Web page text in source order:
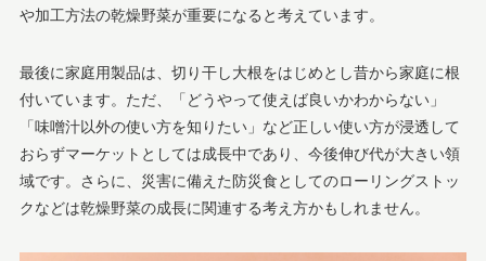
や加工方法の乾燥野菜が重要になると考えています。
最後に家庭用製品は、切り干し大根をはじめとし昔から家庭に根
付いています。ただ、「どうやって使えば良いかわからない」
「味噌汁以外の使い方を知りたい」など正しい使い方が浸透して
おらずマーケットとしては成長中であり、今後伸び代が大きい領
域です。さらに、災害に備えた防災食としてのローリングストッ
クなどは乾燥野菜の成長に関連する考え方かもしれません。